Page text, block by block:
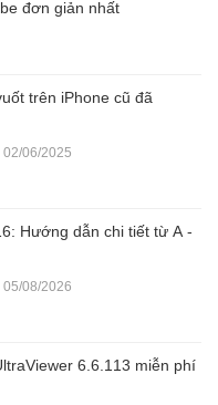
đơn giản nhất
trên iPhone cũ đã
02/06/2025
Hướng dẫn chi tiết từ A -
05/08/2026
6.6.113 miễn phí